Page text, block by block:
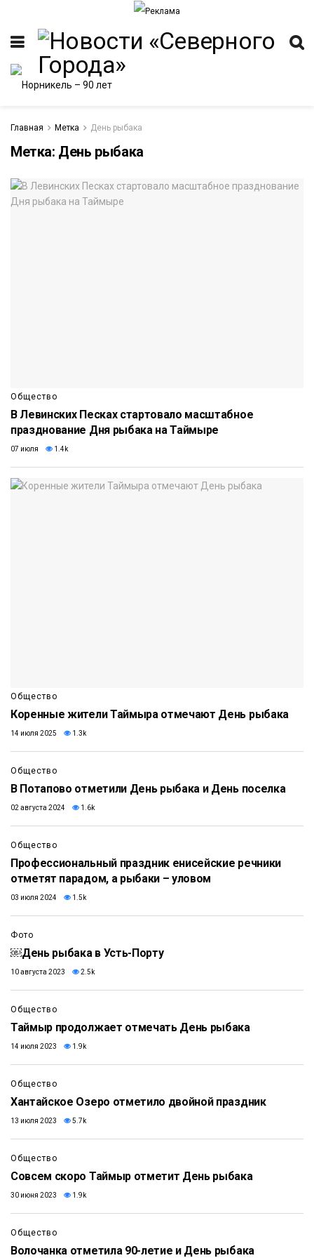
Главная Метка День рыбака
Метка: День рыбака
Общество
В Левинских Песках стартовало масштабное
празднование Дня рыбака на Таймыре
07 июля 1.4k
Общество
Коренные жители Таймыра отмечают День рыбака
14 июля 2025 1.3k
Общество
В Потапово отметили День рыбака и День поселка
02 августа 2024 1.6k
Общество
Профессиональный праздник енисейские речники
отметят парадом, а рыбаки – уловом
03 июля 2024 1.5k
Фото
￼День рыбака в Усть-Порту
10 августа 2023 2.5k
Общество
Таймыр продолжает отмечать День рыбака
14 июля 2023 1.9k
Общество
Хантайское Озеро отметило двойной праздник
13 июля 2023 5.7k
Общество
Совсем скоро Таймыр отметит День рыбака
30 июня 2023 1.9k
Общество
Волочанка отметила 90-летие и День рыбака